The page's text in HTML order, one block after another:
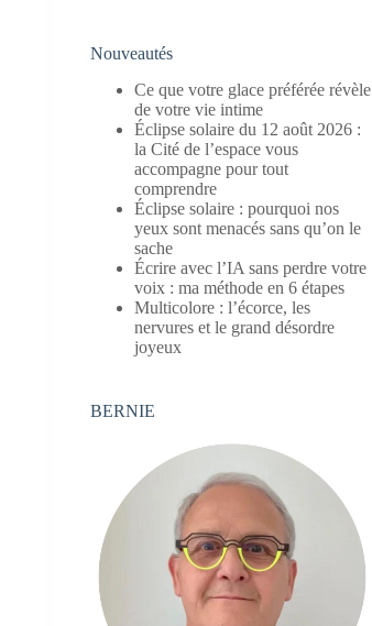
Nouveautés
Ce que votre glace préférée révèle
de votre vie intime
Éclipse solaire du 12 août 2026 :
la Cité de l’espace vous
accompagne pour tout
comprendre
Éclipse solaire : pourquoi nos
yeux sont menacés sans qu’on le
sache
Écrire avec l’IA sans perdre votre
voix : ma méthode en 6 étapes
Multicolore : l’écorce, les
nervures et le grand désordre
joyeux
BERNIE